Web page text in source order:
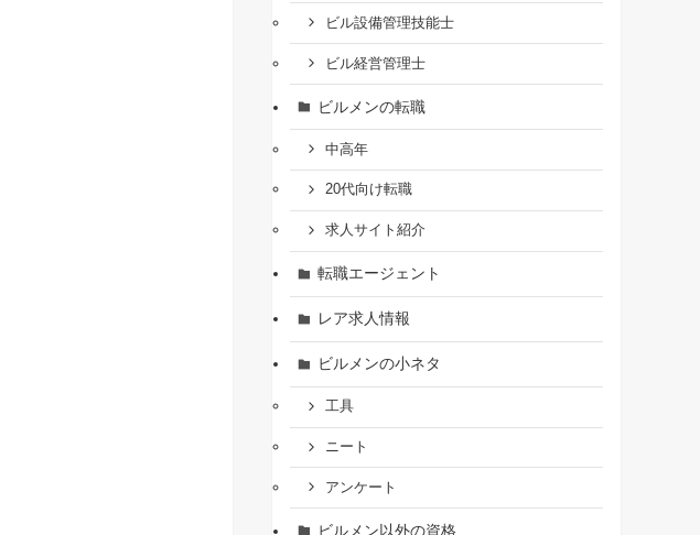
ビル設備管理技能士
ビル経営管理士
ビルメンの転職
中高年
20代向け転職
求人サイト紹介
転職エージェント
レア求人情報
ビルメンの小ネタ
工具
ニート
アンケート
ビルメン以外の資格